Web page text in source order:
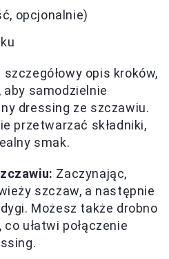
opcjonalnie)
opis kroków,
samodzielnie
dressing ze szczawiu.
przetwarzać składniki,
smak.
Zaczynając,
szczaw, a następnie
Możesz także drobno
ułatwi połączenie